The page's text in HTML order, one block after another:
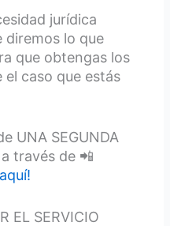
jurídica
lo que
que obtengas los
el caso que estás
UNA SEGUNDA
través de 📲
EL SERVICIO